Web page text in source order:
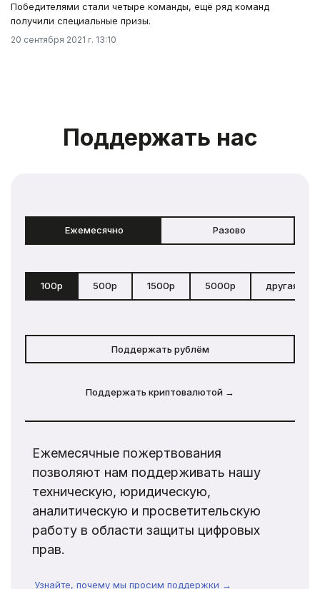
Победителями стали четыре команды, ещё ряд команд
получили специальные призы.
20 сентября 2021 г. 13:10
Поддержать нас
Ежемесячно Разово
100р 500р 1500р 5000р другая
Поддержать рублём
Поддержать криптовалютой →
Ежемесячные пожертвования
позволяют нам поддерживать нашу
техническую, юридическую,
аналитическую и просветительскую
работу в области защиты цифровых
прав.
Узнайте, почему мы просим поддержки →